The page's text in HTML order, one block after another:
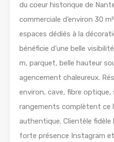
du coeur historique de
commerciale d’environ 30
espaces dédiés à la
bénéficie d’une belle
m, parquet, belle hauteur
agencement chaleureux.
environ, cave, fibre
rangements complètent ce
authentique. Clientèle
forte présence Instagram